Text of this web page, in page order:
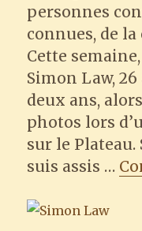
personnes
connues, de
Cette
Simon Law,
deux ans,
photos lors
sur le Plateau.
suis assis …